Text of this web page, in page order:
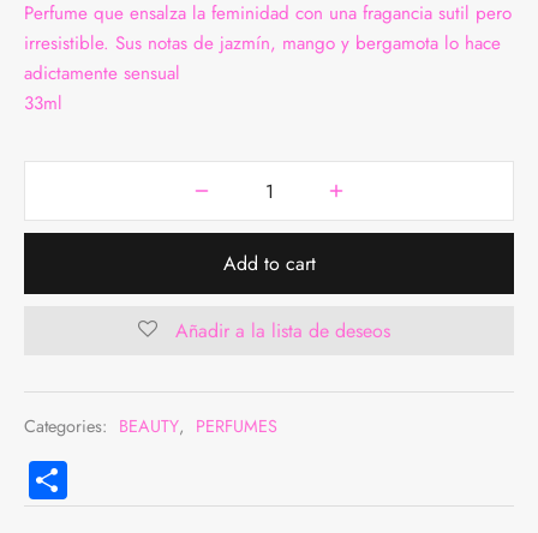
Perfume que ensalza la feminidad con una fragancia sutil pero
irresistible. Sus notas de jazmín, mango y bergamota lo hace
adictamente sensual
33ml
Add to cart
Añadir a la lista de deseos
Categories: BEAUTY, PERFUMES